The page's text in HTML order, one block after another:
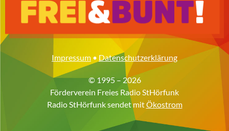
Impressum • Datenschutzerklärung
© 1995 – 2026
Förderverein Freies Radio StHörfunk
Radio StHörfunk sendet mitÖkostrom